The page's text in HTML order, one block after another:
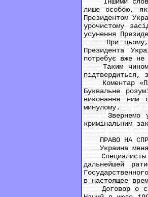
лише особою,
Президентом
урочистому
усунення
При цьому,
Президента
потребує вже не
Таким чином,
підтвердиться,
Коментар «ПЛ»:
Буквальне
виконання ним
минулому.
Звернемо
кримінальним
ПРАВО НА
Украина меняет
Специалисты
дальнейшей
в настоящее
Договор о